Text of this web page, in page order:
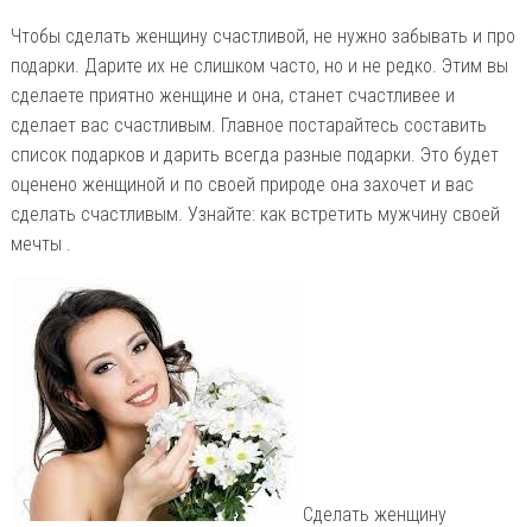
Чтобы сделать женщину счастливой, не нужно забывать и про
подарки. Дарите их не слишком часто, но и не редко. Этим вы
сделаете приятно женщине и она, станет счастливее и
сделает вас счастливым. Главное постарайтесь составить
список подарков и дарить всегда разные подарки. Это будет
оценено женщиной и по своей природе она захочет и вас
сделать счастливым. Узнайте: как встретить мужчину своей
мечты .
Сделать женщину